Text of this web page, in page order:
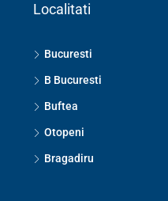
Localitati
Bucuresti
B Bucuresti
Buftea
Otopeni
Bragadiru